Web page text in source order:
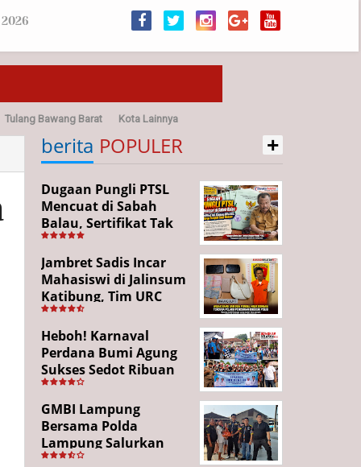
Tulang Bawang Barat Kota Lainnya
berita POPULER +
Dugaan Pungli PTSL
Mencuat di Sabah
Balau, Sertifikat Tak
Kunjung Diterima,
Warga Tempuh Jalur
Hukum
Jambret Sadis Incar
Mahasiswi di Jalinsum
Katibung, Tim URC
Ringkus Pelaku dan
Sita Barang Bukti
Heboh! Karnaval
Perdana Bumi Agung
Sukses Sedot Ribuan
Penonton, Enam
Lingkungan Tampil All
Out
GMBI Lampung
Bersama Polda
Lampung Salurkan
Puluhan Paket